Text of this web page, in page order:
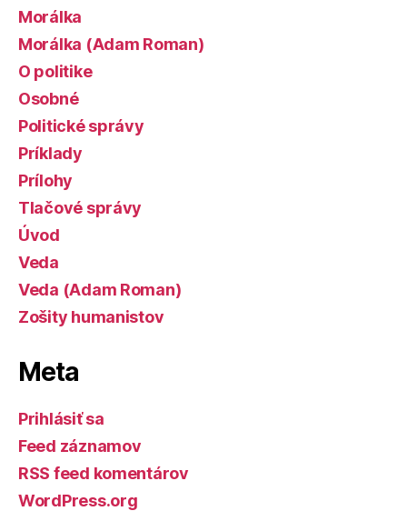
Morálka
Morálka (Adam Roman)
O politike
Osobné
Politické správy
Príklady
Prílohy
Tlačové správy
Úvod
Veda
Veda (Adam Roman)
Zošity humanistov
Meta
Prihlásiť sa
Feed záznamov
RSS feed komentárov
WordPress.org